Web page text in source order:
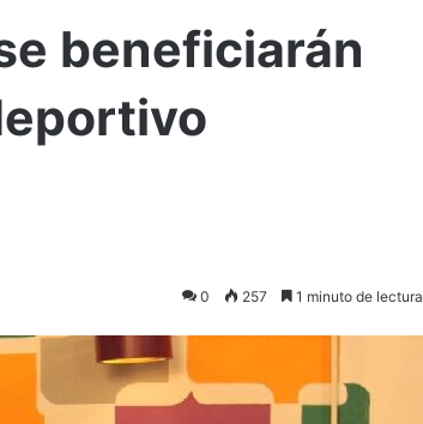
beneficiarán
0 257 1 minuto de lectura